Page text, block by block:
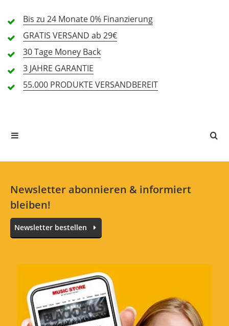
2 Sterne
1 Sterne
Alle Sprachen
Bis zu 24 Monate0% Finanzierung
GRATIS VERSAND ab 29€
30 Tage Money Back
3 JAHRE GARANTIE
55.000 PRODUKTE VERSANDBEREIT
Newsletter abonnieren & informiert
bleiben!
Newsletter bestellen